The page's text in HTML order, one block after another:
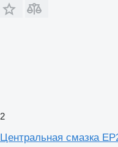
2
Центральная смазка